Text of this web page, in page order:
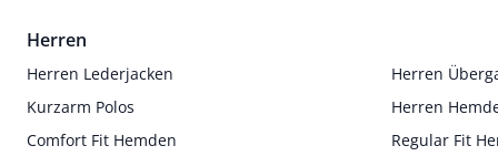
Herren
Herren Lederjacken
Herren
Kurzarm Polos
Herren
Comfort Fit Hemden
Regular Fit